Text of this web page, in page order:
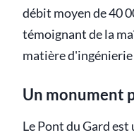
débit moyen de 40
témoignant de la
matière
Un monument
Le Pont du Gard est